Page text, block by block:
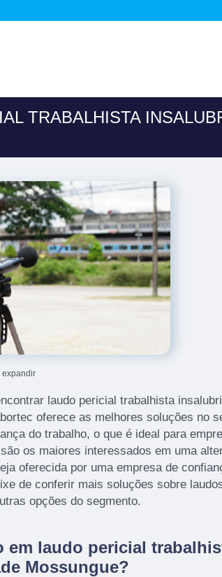
TRABALHISTA
expandir
laudo pericial trabalhista
oferece as melhores soluções no
do trabalho, o que é ideal para
os maiores interessados em uma
oferecida por uma empresa de
de conferir mais soluções sobre
opções do segmento.
em laudo pericial
Mossungue?